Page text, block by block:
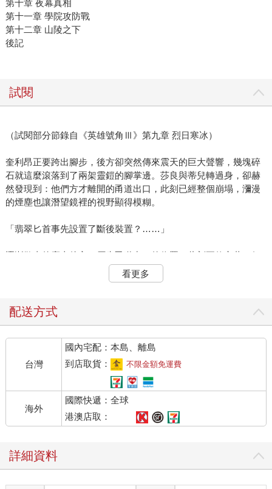
第十章 夜幕真相
第十一章 學院攻防戰
第十二章 山陵之下
後記
試閱
（試閱部分節錄自《英雄號角Ⅲ》第九章 烈日寒冰）
奎利昂正要跨出腳步，後方卻突然傳來震天的巨大聲響，幾塊碎
石就這麼滾落到了兩架靈鎧的腳掌邊。莎良與蒂兒轉過身，卻赫
然發現到：他們方才離開的甬道出口，此刻已經整個崩塌，瀰漫
的煙塵也讓潛望鏡裡的視野顯得模糊。
「翡翠匕首事先設置了斷後裝置？……」
逐漸散去的塵土後方、原先甬道出口的位置，此刻正佇立著一個
蠟白中隱透出灰藍的身影，輪廓令他們不禁想起兩天前首度遭遇
「靈鎧龍？」注視著眼前的巨影，莎良的喃喃低嘆，透過奎利昂
豈料，回應他的並非蒂兒，而是一個低沉而蒼老的嗓聲：
「別將吾與那些使用同族血脈的下等龍裔混為一談！」
煙塵逐次落盡，巨影的身形也在兩人眼前清晰出現─這灰藍色巨
軀不若先前遭遇的靈鎧龍那般壯碩、身披堅甲，身形反而更加纖
細、修長，祂如眼鏡蛇般撐開的頸肋，宛若一副小型的葉狀前
狀結晶穿鱗而出，不時閃耀著魔力的光澤。而光輝最為灼眼者，
則莫過於從龍口下頷竄生的一對寒冰獠牙。
看更多
配送方式
台灣
國內宅配：本島、離島
到店取貨：
不限金額免運費
海外
國際快遞：全球
港澳店取：
詳細資料